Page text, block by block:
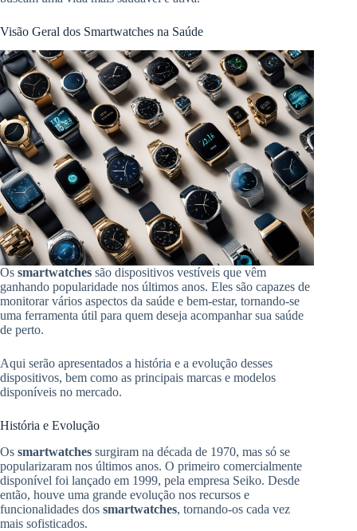
Visão Geral dos Smartwatches na Saúde
Os smartwatches são dispositivos vestíveis que vêm
ganhando popularidade nos últimos anos. Eles são capazes de
monitorar vários aspectos da saúde e bem-estar, tornando-se
uma ferramenta útil para quem deseja acompanhar sua saúde
de perto.
Aqui serão apresentados a história e a evolução desses
dispositivos, bem como as principais marcas e modelos
disponíveis no mercado.
História e Evolução
Os smartwatches surgiram na década de 1970, mas só se
popularizaram nos últimos anos. O primeiro comercialmente
disponível foi lançado em 1999, pela empresa Seiko. Desde
então, houve uma grande evolução nos recursos e
funcionalidades dos smartwatches, tornando-os cada vez
mais sofisticados.